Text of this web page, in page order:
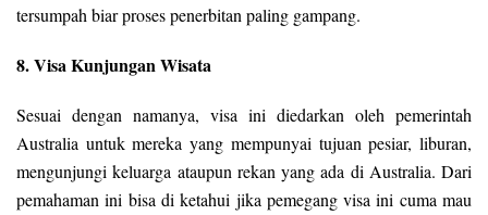
tersumpah biar proses penerbitan paling gampang.
8. Visa Kunjungan Wisata
Sesuai dengan namanya, visa ini diedarkan oleh pemerintah
Australia untuk mereka yang mempunyai tujuan pesiar, liburan,
mengunjungi keluarga ataupun rekan yang ada di Australia. Dari
pemahaman ini bisa di ketahui jika pemegang visa ini cuma mau